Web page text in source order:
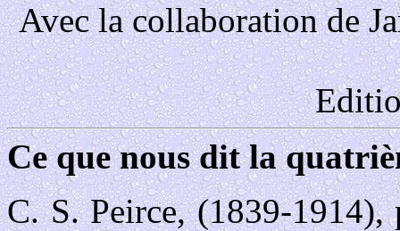
Avec la collaboration de
Ce que nous dit la
C. S. Peirce, (1839-